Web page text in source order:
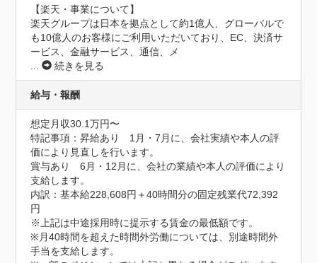
【楽天・事業について】
楽天グループは日本を拠点として約1億人、グローバルで
も10億人のお客様にご利用いただいており、EC、決済サ
ービス、金融サービス、通信、メ
...
続きを見る
給与・報酬
想定月収30.1万円〜
特記事項：昇給あり　1月・7月に、会社実績や本人の評
価により見直しを行います。
賞与あり　6月・12月に、会社の業績や本人の評価により
支給します。
内訳：基本給228,608円＋40時間分の固定残業代72,392
円
※上記は中途採用時に提示する賃金の最低額です。
※月40時間を超えた時間外労働については、別途時間外
手当を支給します。